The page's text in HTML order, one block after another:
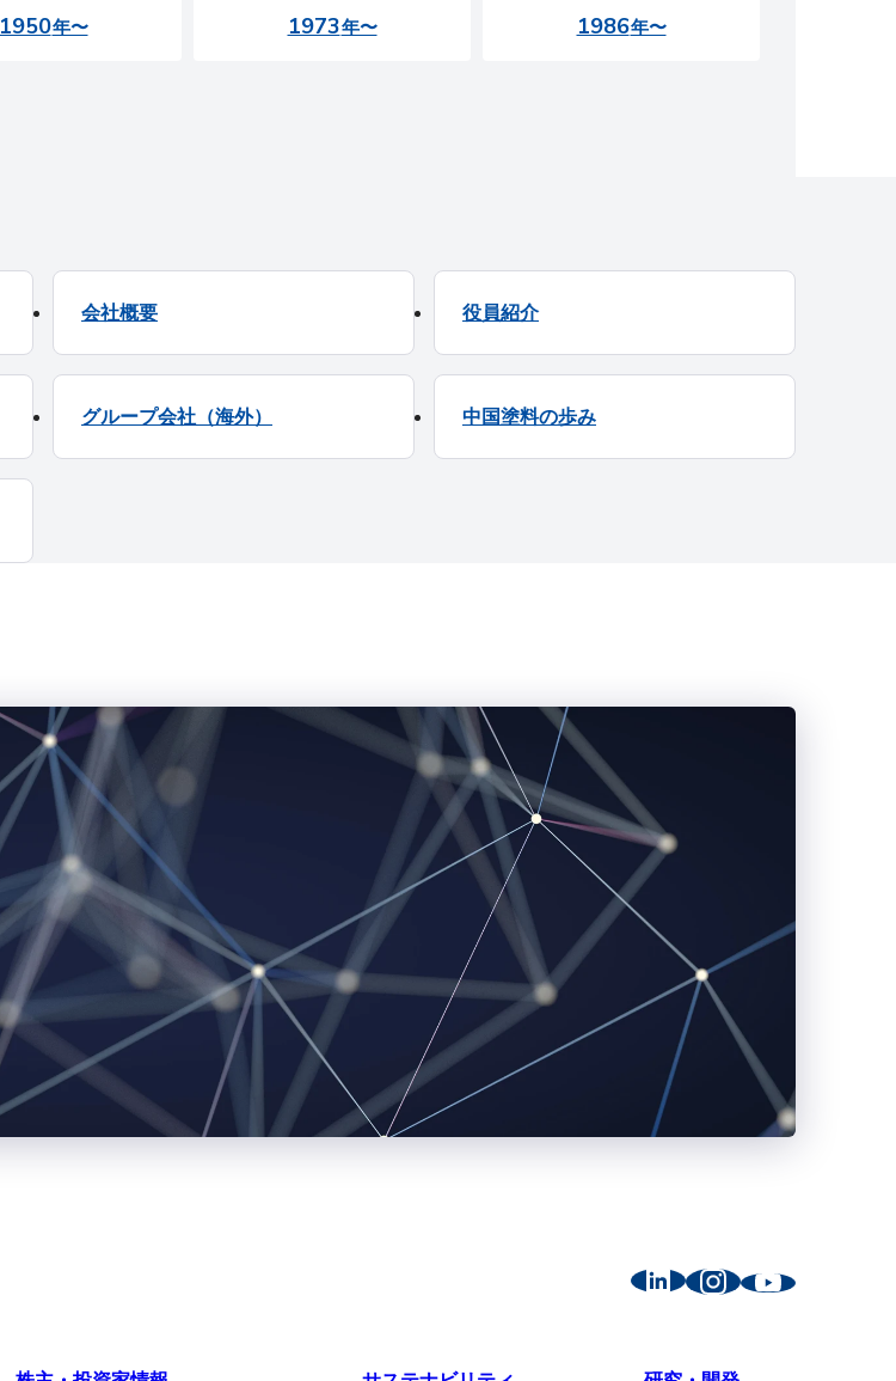
1950年〜 1973年〜 1986年〜
会社概要 役員紹介
グループ会社（海外） 中国塗料の歩み